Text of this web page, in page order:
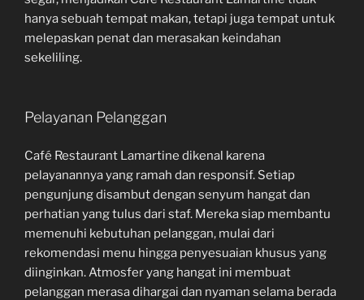
hanya sebuah tempat makan, tetapi juga tempat untuk
melepaskan penat dan merasakan keindahan
sekeliling.
Pelayanan Pelanggan
Café Restaurant Lamartine dikenal karena
pelayanannya yang ramah dan responsif. Setiap
pengunjung disambut dengan senyum hangat dan
perhatian yang tulus dari staf. Mereka siap membantu
memenuhi kebutuhan pelanggan, mulai dari
rekomendasi menu hingga penyesuaian khusus yang
diinginkan. Atmosfer yang hangat ini membuat
pelanggan merasa dihargai dan nyaman selama berada